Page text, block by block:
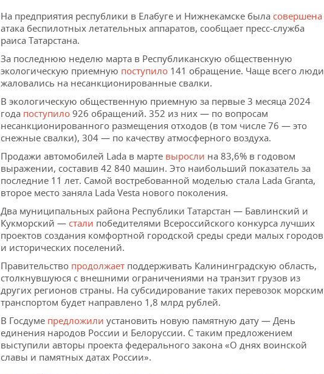
На предприятия республики в Елабуге и Нижнекамске была совершена
атака беспилотных летательных аппаратов, сообщает пресс-служба
раиса Татарстана.
За последнюю неделю марта в Республиканскую общественную
экологическую приемную поступило 141 обращение. Чаще всего люди
жаловались на несанкционированные свалки.
В экологическую общественную приемную за первые 3 месяца 2024
года поступило 926 обращений. 352 из них — по вопросам
несанкционированного размещения отходов (в том числе 76 — это
снежные свалки), 304 — по качеству атмосферного воздуха.
Продажи автомобилей Lada в марте выросли на 83,6% в годовом
выражении, составив 42 840 машин. Это наибольший показатель за
последние 11 лет. Самой востребованной моделью стала Lada Granta,
второе место заняла Lada Vesta нового поколения.
Два муниципальных района Республики Татарстан — Бавлинский и
Кукморский — стали победителями Всероссийского конкурса лучших
проектов создания комфортной городской среды среди малых городов
и исторических поселений.
Правительство продолжает поддерживать Калининградскую область,
столкнувшуюся с внешними ограничениями на транзит грузов из
других регионов страны. На субсидирование таких перевозок морским
транспортом будет направлено 1,8 млрд рублей.
В Госдуме предложили установить новую памятную дату — День
единения народов России и Белоруссии. С таким предложением
выступили авторы проекта федерального закона «О днях воинской
славы и памятных датах России».